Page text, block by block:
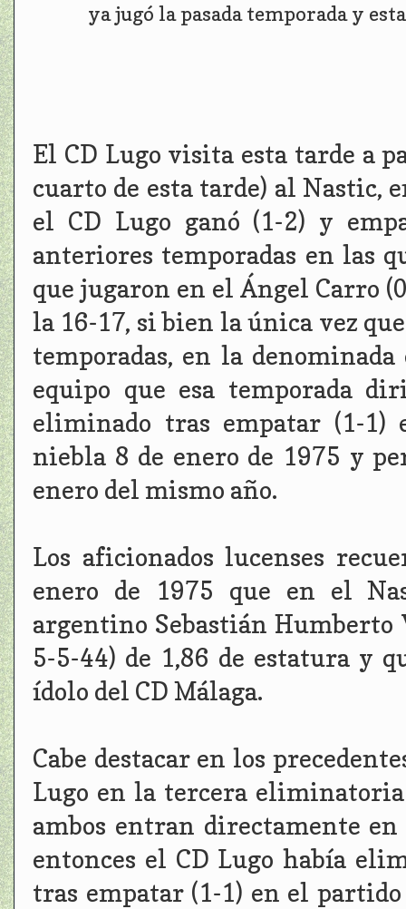
ya jugó la pasada temporada y
El CD Lugo visita esta tarde a
cuarto de esta tarde) al Nastic,
el CD Lugo ganó (1-2) y
anteriores temporadas en las
que jugaron en el Ángel Carro
la 16-17, si bien la única vez
temporadas, en la
equipo que esa temporada
eliminado tras empatar (1-1)
niebla 8 de enero de 1975 y
enero del mismo año.
Los aficionados lucenses
enero de 1975 que en el
argentino Sebastián
5-5-44) de 1,86 de estatura y
ídolo del CD Málaga.
Cabe destacar en los
Lugo en la tercera
ambos entran directamente
entonces el CD Lugo había
tras empatar (1-1) en el